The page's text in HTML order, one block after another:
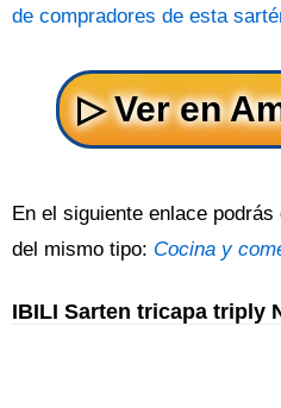
de compradores de esta
En el siguiente enlace
del mismo tipo: Cocina y
IBILI Sarten tricapa triply